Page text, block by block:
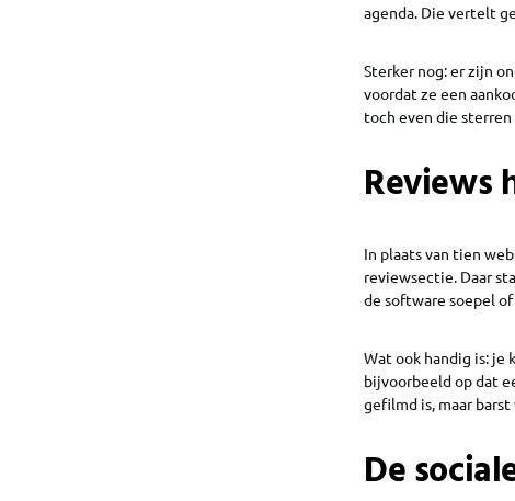
agenda. Die vertelt
Sterker nog: er zijn
voordat ze een
toch even die
Reviews
In plaats van tien
reviewsectie. Daar
de software soepel
Wat ook handig is: je
bijvoorbeeld op dat
gefilmd is, maar
De